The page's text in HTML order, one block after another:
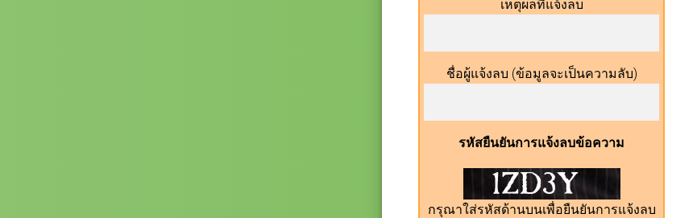
เหตุผลที่แจ้งลบ
ชื่อผู้แจ้งลบ (ข้อมูลจะเป็นความลับ)
รหัสยืนยันการแจ้งลบข้อความ
กรุณาใส่รหัสด้านบนเพื่อยืนยันการแจ้งลบ